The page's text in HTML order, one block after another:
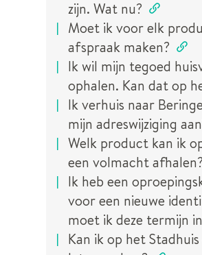
zijn. Wat nu?
Moet ik voor elk
afspraak maken?
Ik wil mijn tegoed
ophalen. Kan dat op
Ik verhuis naar
mijn adreswijziging
Welk product kan ik
een volmacht afhalen?
Ik heb een
voor een nieuwe
moet ik deze termijn
Kan ik op het